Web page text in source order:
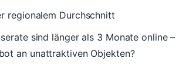
regionalem Durchschnitt
sind länger als 3 Monate online –
an unattraktiven Objekten?